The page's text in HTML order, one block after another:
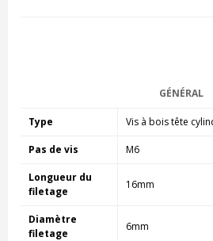
GÉNÉRAL
Type Vis à bois tête
Pas de vis M6
Longueur du
filetage
16mm
Diamètre
filetage
6mm